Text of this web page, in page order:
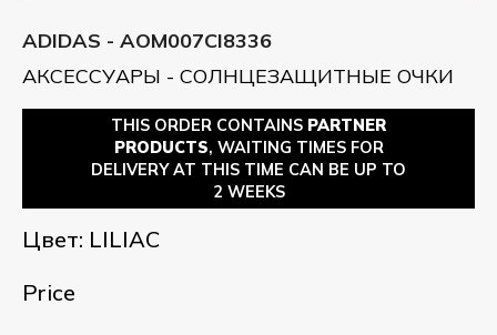
ADIDAS - AOM007CI8336
АКСЕССУАРЫ - СОЛНЦЕЗАЩИТНЫЕ ОЧКИ
THIS ORDER CONTAINS PARTNER
PRODUCTS, WAITING TIMES FOR
DELIVERY AT THIS TIME CAN BE UP TO
2 WEEKS
Цвет: LILIAC
Price